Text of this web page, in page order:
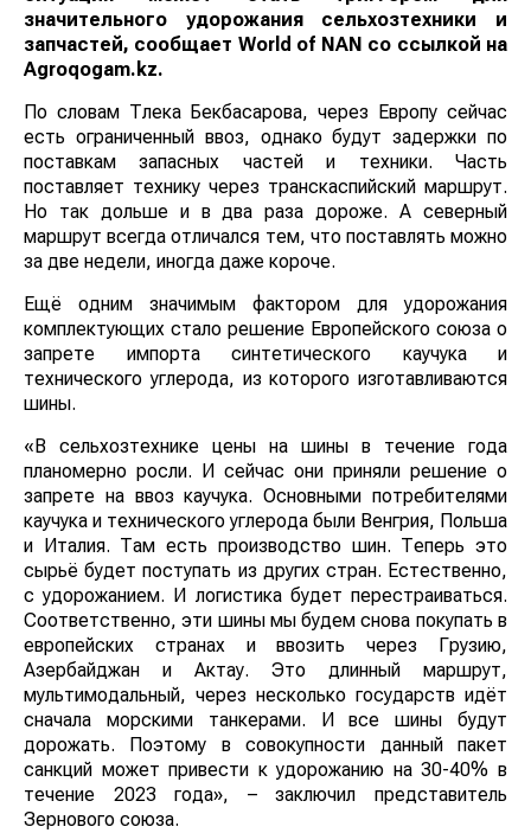
значительного удорожания сельхозтехники и
запчастей, сообщает World of NAN со ссылкой на
Аgroqogam.kz.
По словам Тлека Бекбасарова, через Европу сейчас
есть ограниченный ввоз, однако будут задержки по
поставкам запасных частей и техники. Часть
поставляет технику через транскаспийский маршрут.
Но так дольше и в два раза дороже. А северный
маршрут всегда отличался тем, что поставлять можно
за две недели, иногда даже короче.
Ещё одним значимым фактором для удорожания
комплектующих стало решение Европейского союза о
запрете импорта синтетического каучука и
технического углерода, из которого изготавливаются
шины.
«В сельхозтехнике цены на шины в течение года
планомерно росли. И сейчас они приняли решение о
запрете на ввоз каучука. Основными потребителями
каучука и технического углерода были Венгрия, Польша
и Италия. Там есть производство шин. Теперь это
сырьё будет поступать из других стран. Естественно,
с удорожанием. И логистика будет перестраиваться.
Соответственно, эти шины мы будем снова покупать в
европейских странах и ввозить через Грузию,
Азербайджан и Актау. Это длинный маршрут,
мультимодальный, через несколько государств идёт
сначала морскими танкерами. И все шины будут
дорожать. Поэтому в совокупности данный пакет
санкций может привести к удорожанию на 30-40% в
течение 2023 года», – заключил представитель
Зернового союза.